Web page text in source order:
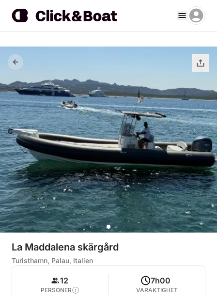
La Maddalena skärgård
Turisthamn, Palau, Italien
12
PERSONER
7h00
VARAKTIGHET